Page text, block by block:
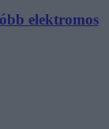
elektromos